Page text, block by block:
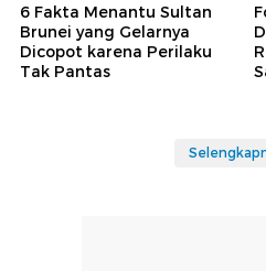
6 Fakta Menantu Sultan
Brunei yang Gelarnya
Dicopot karena Perilaku
Tak Pantas